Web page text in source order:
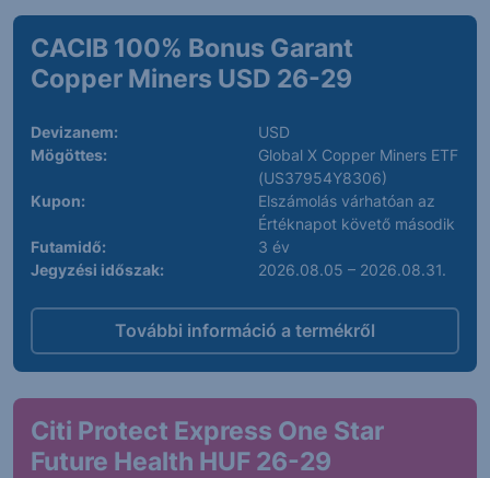
CACIB 100% Bonus Garant
Copper Miners USD 26-29
Devizanem:
USD
Mögöttes:
Global X Copper Miners ETF
(US37954Y8306)
Kupon:
Elszámolás várhatóan az
Értéknapot követő második
Futamidő:
3 év
Jegyzési időszak:
2026.08.05 – 2026.08.31.
További információ a termékről
Citi Protect Express One Star
Future Health HUF 26-29